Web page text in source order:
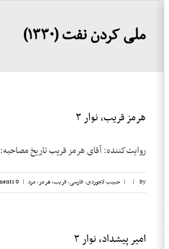
ملی کردن نفت (۱۳۳۰)
هرمز قریب، نوار ۳
روایت‌کننده: آقای هرمز قریب تاریخ مصاحبه: ۲۵ مارس ۱۹۸۵ محل مصاحبه: لوزان – [...]
By
|
| حبیب لاجوردی,فارسی,قریب، هرمز,مرد |
0 Comments
امیر پیشداد، نوار ۳